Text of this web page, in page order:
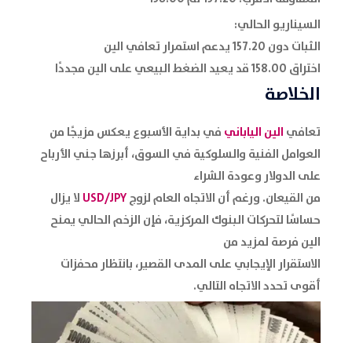
السيناريو الحالي:
الثبات دون 157.20 يدعم استمرار تعافي الين
اختراق 158.00 قد يعيد الضغط البيعي على الين مجددًا
الخلاصة
تعافي الين الياباني في بداية الأسبوع يعكس مزيجًا من
العوامل الفنية والسلوكية في السوق، أبرزها جني الأرباح
على الدولار وعودة الشراء
من القيعان. ورغم أن الاتجاه العام لزوجUSD/JPY لا يزال
حساسًا لتحركات البنوك المركزية، فإن الزخم الحالي يمنح
الين فرصة لمزيد من
الاستقرار الإيجابي على المدى القصير، بانتظار محفزات
أقوى تحدد الاتجاه التالي.